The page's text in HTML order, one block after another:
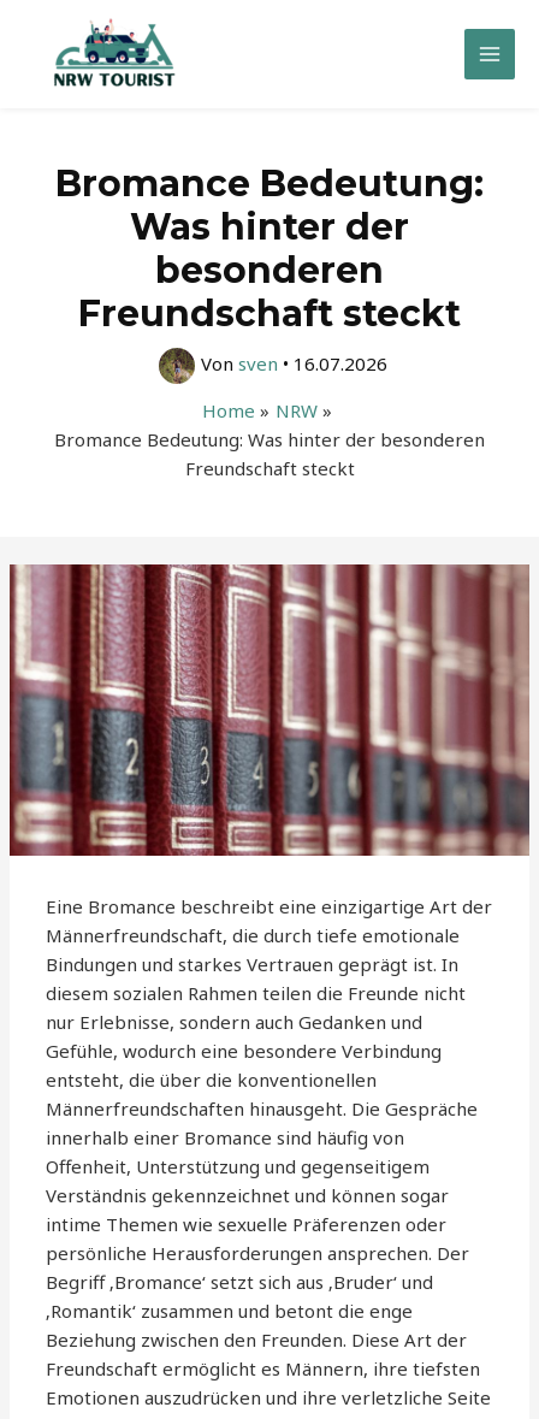
springen
Main
Bromance Bedeutung:
Was hinter der
besonderen
Freundschaft steckt
Von sven • 16.07.2026
Home
NRW
Bromance Bedeutung: Was hinter der besonderen
Freundschaft steckt
Eine Bromance beschreibt eine einzigartige Art der
Männerfreundschaft, die durch tiefe emotionale
Bindungen und starkes Vertrauen geprägt ist. In
diesem sozialen Rahmen teilen die Freunde nicht
nur Erlebnisse, sondern auch Gedanken und
Gefühle, wodurch eine besondere Verbindung
entsteht, die über die konventionellen
Männerfreundschaften hinausgeht. Die Gespräche
innerhalb einer Bromance sind häufig von
Offenheit, Unterstützung und gegenseitigem
Verständnis gekennzeichnet und können sogar
intime Themen wie sexuelle Präferenzen oder
persönliche Herausforderungen ansprechen. Der
Begriff ‚Bromance‘ setzt sich aus ‚Bruder‘ und
‚Romantik‘ zusammen und betont die enge
Beziehung zwischen den Freunden. Diese Art der
Freundschaft ermöglicht es Männern, ihre tiefsten
Emotionen auszudrücken und ihre verletzliche Seite